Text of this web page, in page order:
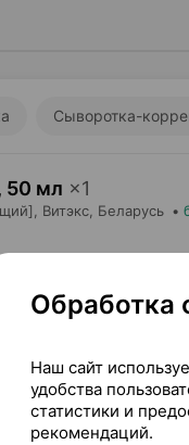
Сыворотка-
, 50 мл ×1
Витэкс , Беларусь •
Обработка
Наш сайт
удобства
статистики и
рекомендаций.